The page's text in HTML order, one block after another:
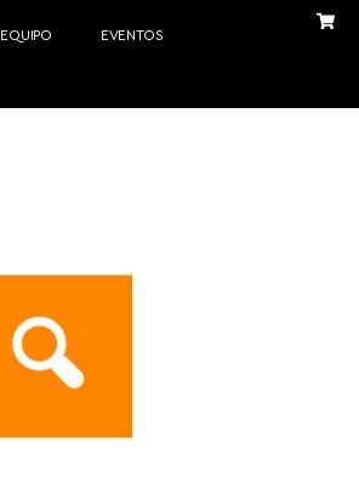
EQUIPO EVENTOS